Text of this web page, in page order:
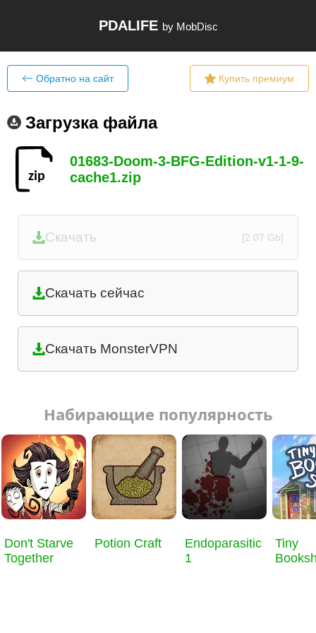
PDALIFE by MobDisc
Обратно на сайт Купить премиум
Загрузка файла
01683-Doom-3-BFG-Edition-v1-1-9-
cache1.zip
Скачать [2.07 Gb]
Скачать сейчас
Скачать MonsterVPN
Набирающие популярность
Don't Starve
Together
Potion Craft
Endoparasitic
1
Tiny